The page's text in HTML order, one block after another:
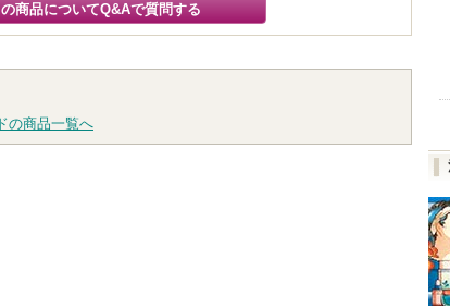
商品についてQ&Aで質問する
の商品一覧へ